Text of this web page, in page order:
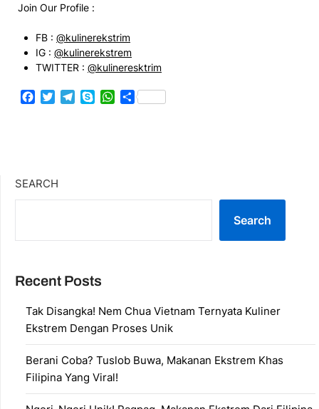
Join Our Profile :
FB : @kulinerekstrim
IG : @kulinerekstrem
TWITTER : @kulineresktrim
Facebook
TwitterTelegram
SkypeWhatsApp
Share
SEARCH
Search
Recent Posts
Tak Disangka! Nem Chua Vietnam Ternyata Kuliner
Ekstrem Dengan Proses Unik
Berani Coba? Tuslob Buwa, Makanan Ekstrem Khas
Filipina Yang Viral!